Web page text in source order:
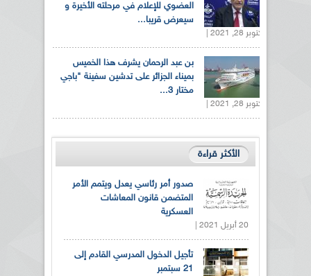
العضوي للإعلام في مرحلته الأخيرة و
سيعرض قريبا...
أكتوبر 28, 2021 |
بن عبد الرحمان يشرف هذا الخميس
بميناء الجزائر على تدشين سفينة "باجي
مختار 3...
أكتوبر 28, 2021 |
الأكثر قراءة
صدور أمر رئاسي يعدل ويتمم الأمر
المتضمن قانون المعاشات
العسكرية
20 أبريل 2021 |
تأجيل الدخول المدرسي القادم إلى
21 سبتمبر